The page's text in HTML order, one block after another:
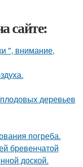
сайте:
", внимание,
деревьев
погреба.
бревенчатой
доской.